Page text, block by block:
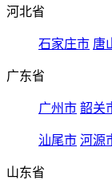
河北省
石家庄市 唐
广东省
广州市 韶关
汕尾市 河源
山东省